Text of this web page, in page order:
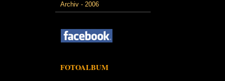
Archiv - 2006
FOTOALBUM